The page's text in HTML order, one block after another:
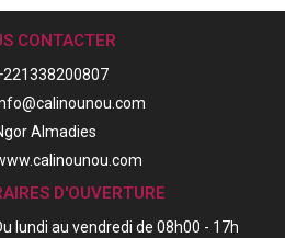
CONTACTER
Almadies
D'OUVERTURE
lundi au vendredi de 08h00 - 17h